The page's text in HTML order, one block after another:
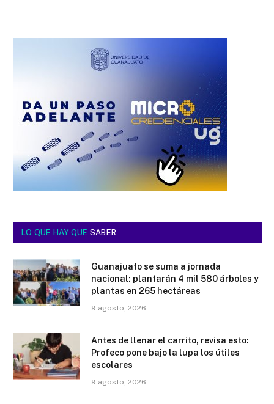
LO QUE HAY QUE SABER
Guanajuato se suma a jornada
nacional: plantarán 4 mil 580 árboles y
plantas en 265 hectáreas
9 agosto, 2026
Antes de llenar el carrito, revisa esto:
Profeco pone bajo la lupa los útiles
escolares
9 agosto, 2026